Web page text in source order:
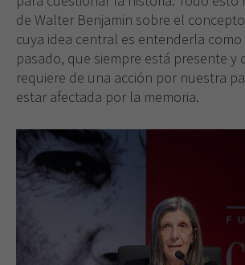
de Walter Benjamin sobre el
cuya idea central es entenderla
pasado, que siempre está presente y
requiere de una acción por nuestra
estar afectada por la memoria.